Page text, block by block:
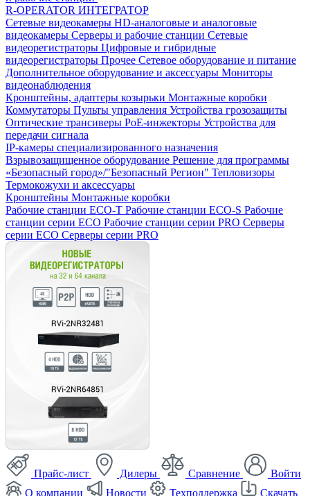
R-OPERATOR ИНТЕГРАТОР
Сетевые видеокамеры HD-аналоговые и аналоговые
видеокамеры Серверы и рабочие станции Сетевые
видеорегистраторы Цифровые и гибридные
видеорегистраторы Прочее Сетевое оборудование и питание
Дополнительное оборудование и аксессуары Мониторы
видеонаблюдения
Кронштейны, адаптеры козырьки Монтажные коробки
Коммутаторы Пульты управления Устройства грозозащиты
Оптические трансиверы PoE-инжекторы Устройства для
передачи сигнала
IP-камеры специализированного назначения
Взрывозащищенное оборудование Решение для программы
«Безопасный город»/"Безопасный Регион" Тепловизоры
Термокожухи и аксессуары
Кронштейны Монтажные коробки
Рабочие станции ECO-T Рабочие станции ECO-S Рабочие
станции серии ECO Рабочие станции серии PRO Серверы
серии ECO Серверы серии PRO
Прайс-лист Дилеры Сравнение
Войти
О компании
Новости Техподдержка Скачать